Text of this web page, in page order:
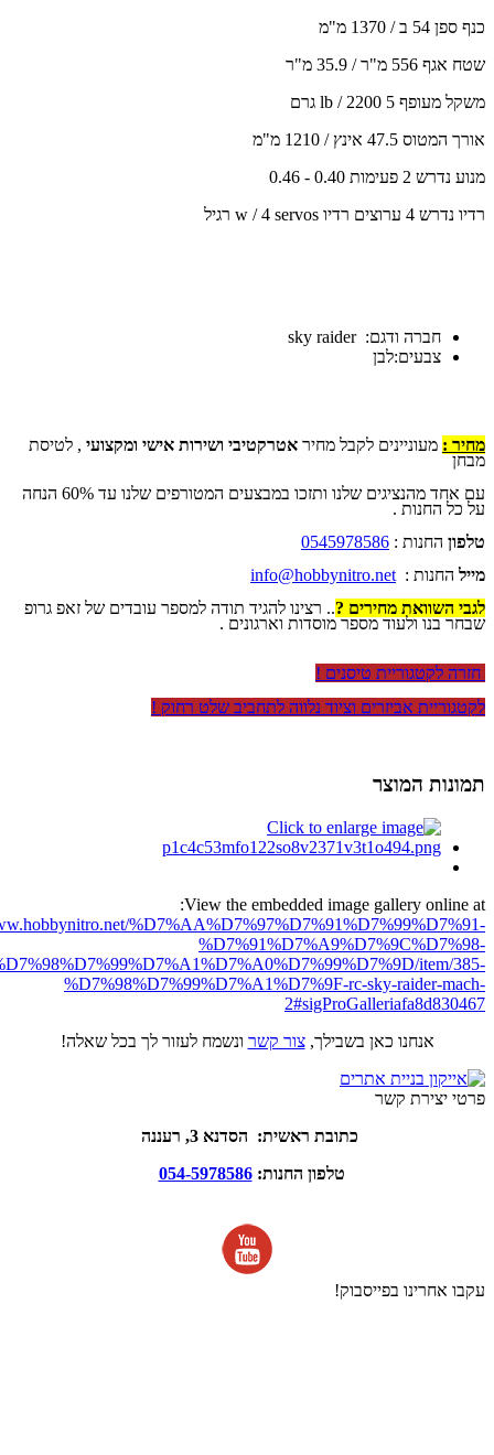
כנף ספן 54 ב / 1370 מ"מ
שטח אגף 556 מ"ר / 35.9 מ"ר
משקל מעופף 5 lb / 2200 גרם
אורך המטוס 47.5 אינץ / 1210 מ"מ
מנוע נדרש 2 פעימות 0.40 - 0.46
רדיו נדרש 4 ערוצים רדיו w / 4 servos רגיל
חברה ודגם: sky raider
צבעים:לבן
מחיר : מעוניינים לקבל מחיר אטרקטיבי ושירות אישי ומקצועי , לטיסת
מבחן
עם אחד מהנציגים שלנו ותזכו במבצעים המטורפים שלנו עד 60% הנחה
על כל החנות .
טלפון החנות : 0545978586
מייל החנות : info@hobbynitro.net
לגבי השוואת מחירים ?.. רצינו להגיד תודה למספר עובדים של זאפ גרופ
שבחר בנו ולעוד מספר מוסדות וארגונים .
חזרה לקטגוריית טיסנים !
לקטגוריית אביזרים וציוד נלווה לתחביב שלט רחוק !
תמונות המוצר
View the embedded image gallery online at:
%D7%AA%D7%97%D7%91%D7%99%D7%91-
%D7%91%D7%A9%D7%9C%D7%98-
item/385-
%D7%98%D7%99%D7%A1%D7%9F-rc-sky-raider-mach-
2#sigProGalleriafa8d830467
אנחנו כאן בשבילך,צור קשר ונשמח לעזור לך בכל שאלה!
פרטי יצירת קשר
כתובת ראשית: הסדנא 3, רעננה
טלפון החנות:054-5978586
עקבו אחרינו בפייסבוק!